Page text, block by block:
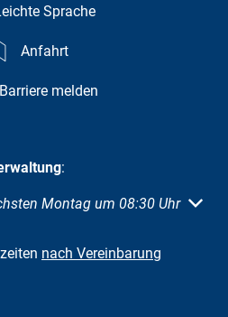
Sprache
Anfahrt
Barriere melden
:
oder Schließzeiten
Montag um 08:30 Uhr
nach Vereinbarung